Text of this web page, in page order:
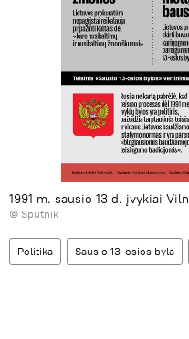
1991 m. sausio 13 d. įvykiai
© Sputnik
Politika Sausio 13-osios byla